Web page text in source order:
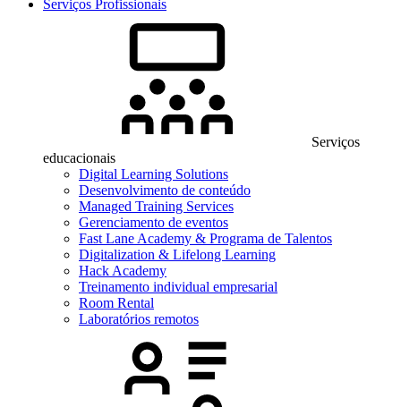
Serviços Profissionais
Serviços
educacionais
Digital Learning Solutions
Desenvolvimento de conteúdo
Managed Training Services
Gerenciamento de eventos
Fast Lane Academy & Programa de Talentos
Digitalization & Lifelong Learning
Hack Academy
Treinamento individual empresarial
Room Rental
Laboratórios remotos